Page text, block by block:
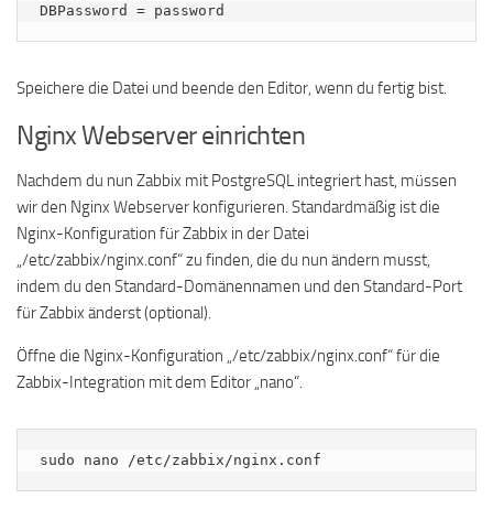
DBPassword = password
Speichere die Datei und beende den Editor, wenn du fertig bist.
Nginx Webserver einrichten
Nachdem du nun Zabbix mit PostgreSQL integriert hast, müssen
wir den Nginx Webserver konfigurieren. Standardmäßig ist die
Nginx-Konfiguration für Zabbix in der Datei
„/etc/zabbix/nginx.conf“ zu finden, die du nun ändern musst,
indem du den Standard-Domänennamen und den Standard-Port
für Zabbix änderst (optional).
Öffne die Nginx-Konfiguration „/etc/zabbix/nginx.conf“ für die
Zabbix-Integration mit dem Editor „nano“.
sudo nano /etc/zabbix/nginx.conf